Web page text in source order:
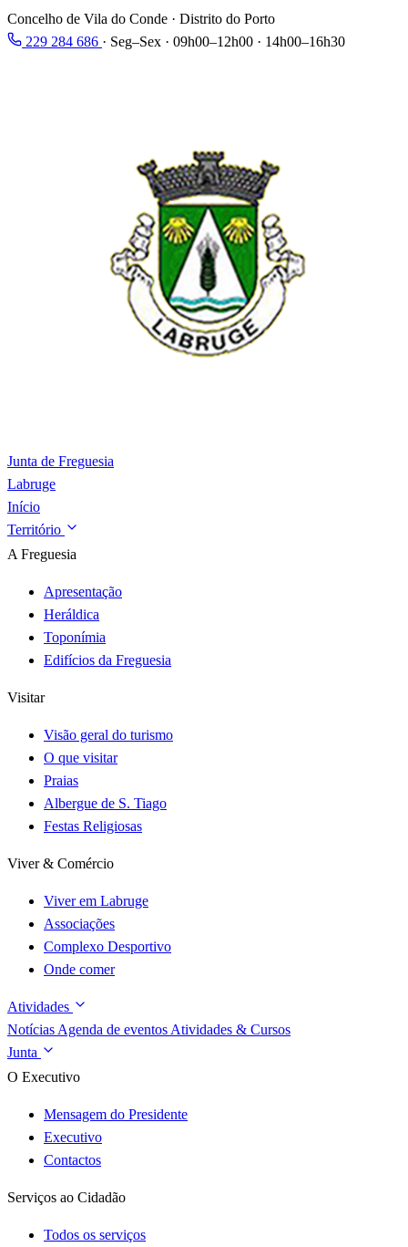
Concelho de Vila do Conde · Distrito do Porto
229 284 686 · Seg–Sex · 09h00–12h00 · 14h00–16h30
Junta de Freguesia
Labruge
Início
Território
A Freguesia
Apresentação
Heráldica
Toponímia
Edifícios da Freguesia
Visitar
Visão geral do turismo
O que visitar
Praias
Albergue de S. Tiago
Festas Religiosas
Viver & Comércio
Viver em Labruge
Associações
Complexo Desportivo
Onde comer
Atividades
Notícias Agenda de eventos Atividades & Cursos
Junta
O Executivo
Mensagem do Presidente
Executivo
Contactos
Serviços ao Cidadão
Todos os serviços